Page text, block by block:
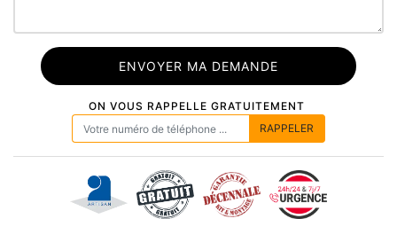
ON VOUS RAPPELLE GRATUITEMENT